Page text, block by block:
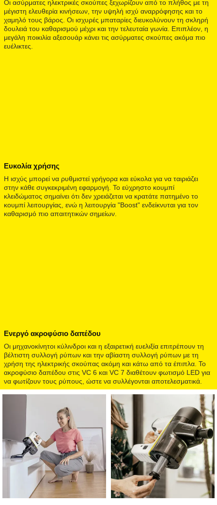
Οι ασύρματες ηλεκτρικές σκούπες ξεχωρίζουν από το πλήθος με τη
μέγιστη ελευθερία κινήσεων, την υψηλή ισχύ αναρρόφησης και το
χαμηλό τους βάρος. Οι ισχυρές μπαταρίες διευκολύνουν τη σκληρή
δουλειά του καθαρισμού μέχρι και την τελευταία γωνία. Επιπλέον, η
μεγάλη ποικιλία αξεσουάρ κάνει τις ασύρματες σκούπες ακόμα πιο
ευέλικτες.
Ευκολία χρήσης
Η ισχύς μπορεί να ρυθμιστεί γρήγορα και εύκολα για να ταιριάζει
στην κάθε συγκεκριμένη εφαρμογή. Το εύχρηστο κουμπί
κλειδώματος σημαίνει ότι δεν χρειάζεται να κρατάτε πατημένο το
κουμπί λειτουργίας, ενώ η λειτουργία "Boost" ενδείκνυται για τον
καθαρισμό πιο απαιτητικών σημείων.
Ενεργό ακροφύσιο δαπέδου
Οι μηχανοκίνητοι κύλινδροι και η εξαιρετική ευελιξία επιτρέπουν τη
βέλτιστη συλλογή ρύπων και την αβίαστη συλλογή ρύπων με τη
χρήση της ηλεκτρικής σκούπας ακόμη και κάτω από τα έπιπλα. Το
ακροφύσιο δαπέδου στις VC 6 και VC 7 διαθέτουν φωτισμό LED για
να φωτίζουν τους ρύπους, ώστε να συλλέγονται αποτελεσματικά.